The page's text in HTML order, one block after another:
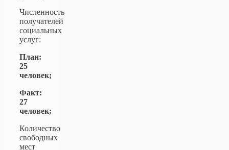
Численность
получателей
социальных
услуг:
План:
25
человек;
Факт:
27
человек;
Количество
свободных
мест